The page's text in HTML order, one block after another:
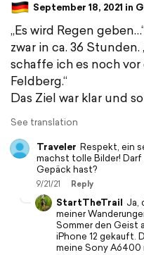
September 18, 2021 in
„Es wird Regen
zwar in ca. 36
schaffe ich es noch
Feldberg.“
Das Ziel war klar und
See translation
Traveler Respekt, ein
machst tolle Bilder! Darf
Gepäck hast?
9/21/21 Reply
StartTheTrail Ja,
meiner
Sommer den Geist
iPhone 12 gekauft.
meine Sony A6400